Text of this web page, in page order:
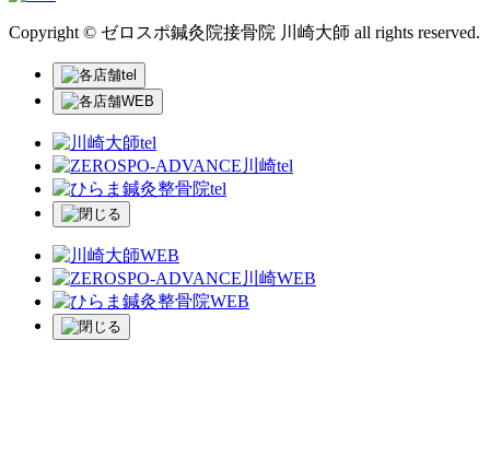
Copyright © ゼロスポ鍼灸院接骨院 川崎大師 all rights reserved.